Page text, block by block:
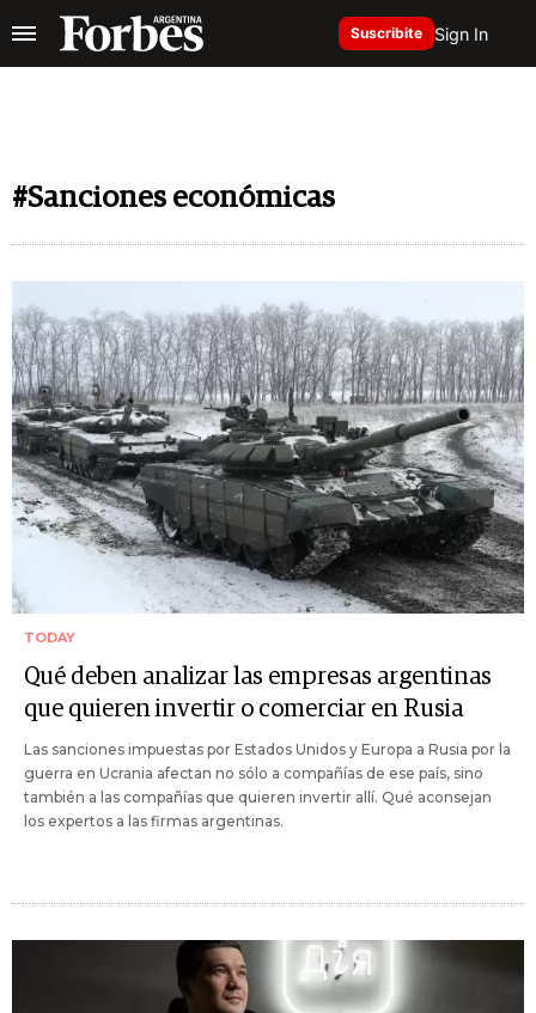
Suscribite Sign In
#Sanciones económicas
TODAY
Qué deben analizar las empresas argentinas
que quieren invertir o comerciar en Rusia
Las sanciones impuestas por Estados Unidos y Europa a Rusia por la
guerra en Ucrania afectan no sólo a compañías de ese país, sino
también a las compañías que quieren invertir allí. Qué aconsejan
los expertos a las firmas argentinas.